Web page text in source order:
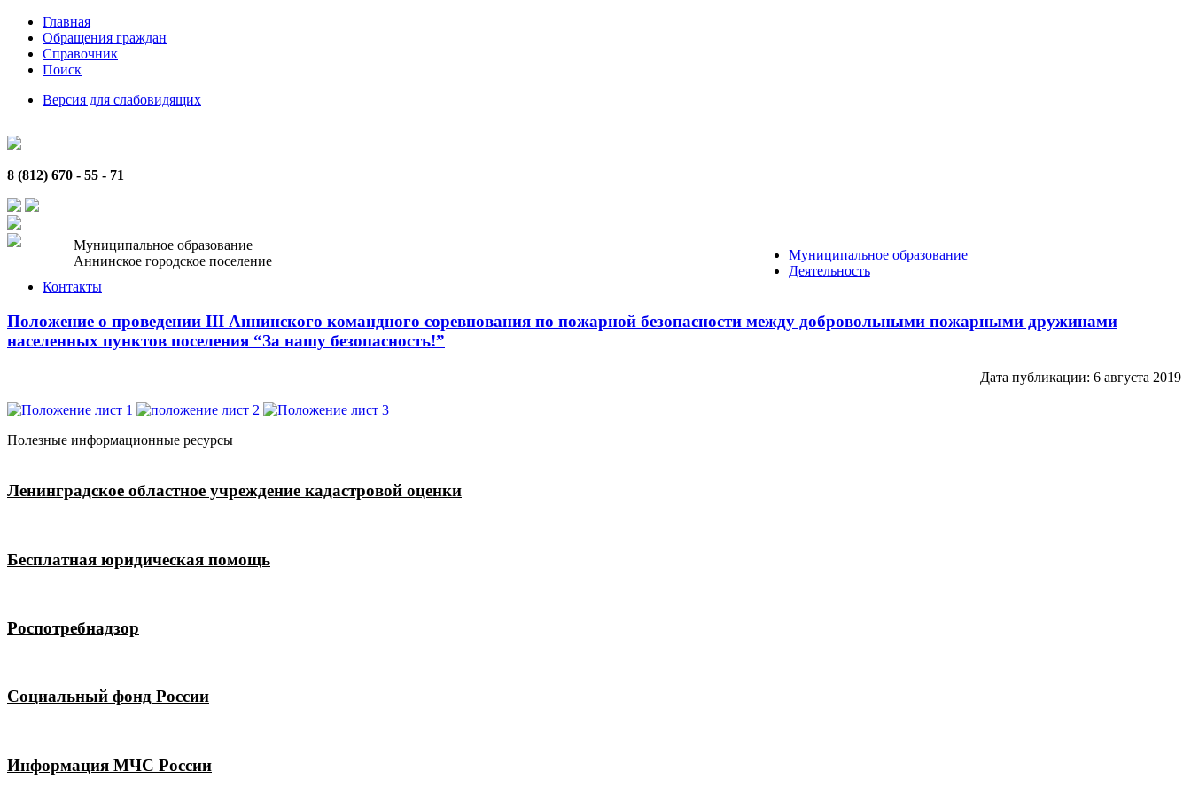
Главная
Обращения граждан
Справочник
Поиск
Версия для слабовидящих
8 (812) 670 - 55 - 71
Муниципальное образование
Аннинское городское поселение
Муниципальное образование
Деятельность
Контакты
Положение о проведении III Аннинского командного соревнования по пожарной безопасности между добровольными пожарными дружинами
населенных пунктов поселения “За нашу безопасность!”
Дата публикации: 6 августа 2019
Полезные информационные ресурсы
Ленинградское областное учреждение кадастровой оценки
Бесплатная юридическая помощь
Роспотребнадзор
Социальный фонд России
Информация МЧС России